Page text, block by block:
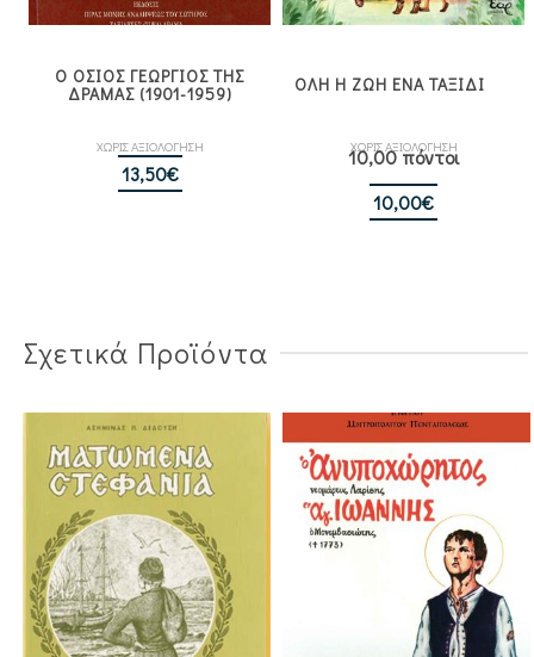
Ο ΟΣΙΟΣ ΓΕΩΡΓΙΟΣ ΤΗΣ
ΔΡΑΜΑΣ (1901-1959)
ΧΩΡΙΣ ΑΞΙΟΛΟΓΗΣΗ
13,50€
ΟΛΗ Η ΖΩΗ ΕΝΑ ΤΑΞΙΔΙ
ΧΩΡΙΣ ΑΞΙΟΛΟΓΗΣΗ
10,00 πόντοι
10,00€
Σχετικά Προϊόντα